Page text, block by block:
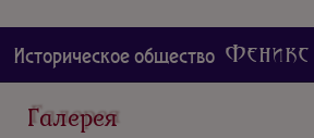
Историческое общество Феникс
Галерея